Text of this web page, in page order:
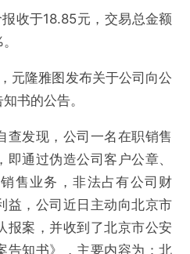
收于18.85元，交易总金额
元隆雅图发布关于公司向公
书的公告。
查发现，公司一名在职销售
即通过伪造公司客户公章、
售业务，非法占有公司财
益，公司近日主动向北京市
报案，并收到了北京市公安
告知书》，主要内容为：北